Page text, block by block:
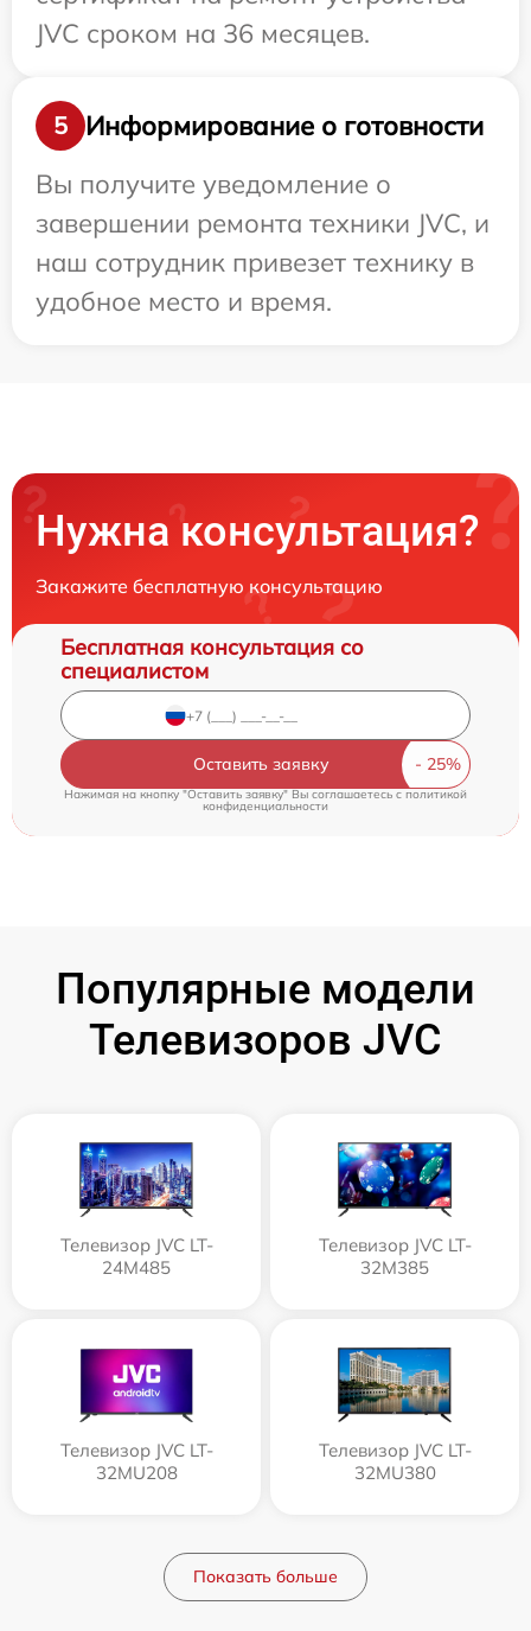
JVC сроком на 36 месяцев.
5
Информирование о готовности
Вы получите уведомление о
завершении ремонта техники JVC, и
наш сотрудник привезет технику в
удобное место и время.
Нужна консультация?
Закажите бесплатную консультацию
Бесплатная консультация со
специалистом
Оставить заявку
Нажимая на кнопку "Оставить заявку" Вы соглашаетесь c политикой
конфиденциальности
Популярные модели
Телевизоров JVC
Телевизор JVC LT-
24M485
Телевизор JVC LT-
32M385
Телевизор JVC LT-
32MU208
Телевизор JVC LT-
32MU380
Показать больше